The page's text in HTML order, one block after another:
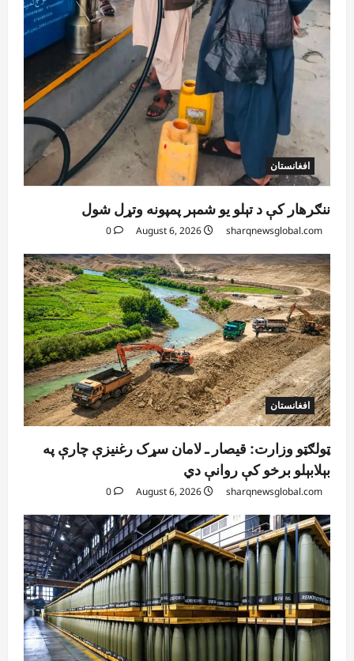
4
sharqnewsglobal.com
August 6, 2026
0
افغانستان
کورنیو چارو وزارت: حیرتان کې د بهرنیو
اسعارو د قاچاق هڅه شنډه شوه
sharqnewsglobal.com
August 6, 2026
0
افغانستان
ننګرهار کې د تېلو یو شمېر پمپونه وتړل شول
sharqnewsglobal.com
0
افغانستان
ټولګټو وزارت: قیصار ـ لامان سړک رغنیزې چارې په
بېلابېلو برخو کې روانې دي
sharqnewsglobal.com
0